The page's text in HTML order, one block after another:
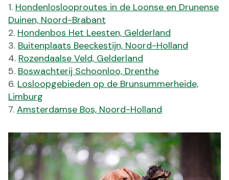
Hondenloslooproutes in de Loonse en Drunense
Duinen, Noord-Brabant
Hondenbos Het Leesten, Gelderland
Buitenplaats Beeckestijn, Noord-Holland
Rozendaalse Veld, Gelderland
Boswachterij Schoonloo, Drenthe
Losloopgebieden op de Brunsummerheide,
Limburg
Amsterdamse Bos, Noord-Holland